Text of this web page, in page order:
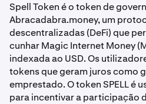
Spell Token é o token de
Abracadabra.money, um
descentralizadas (DeFi) que
cunhar Magic Internet Money
indexada ao USD. Os
tokens que geram juros como
emprestado. O token SPELL é
para incentivar a participação